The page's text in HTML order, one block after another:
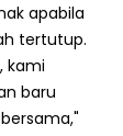
apabila
tertutup.
kami
baru